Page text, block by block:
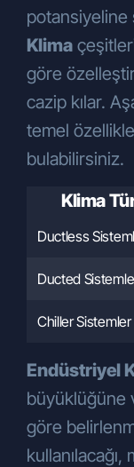
potansiyeline
Klima
göre
cazip kılar.
temel
bulabilirsiniz.
Klima
Ductless
Ducted
Chiller Sistemler
Endüstriyel
büyüklüğüne
göre